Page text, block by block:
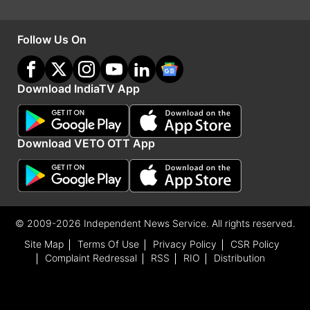
पीटीआई इनपुट्स के साथ
Follow Us On
Download IndiaTV App
Download VETO OTT App
© 2009-2026 Independent News Service. All rights reserved.
Site Map
Terms Of Use Privacy Policy
CSR Policy
Complaint Redressal
RSS RIO Distribution